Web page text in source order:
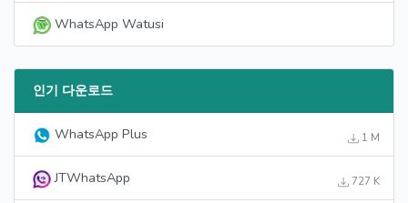
WhatsApp Watusi
인기 다운로드
WhatsApp Plus 1 M
JTWhatsApp 727 K